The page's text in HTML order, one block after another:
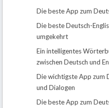
Die beste App zum
Die beste Deutsch-
umgekehrt
Ein intelligentes
zwischen Deutsch und
Die wichtigste App zum
und Dialogen
Die beste App zum